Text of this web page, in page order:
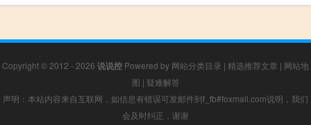
Copyright © 2012 - 2026 说说控 Powered by 网站分类目录 | 精选推荐文章 | 网站地
图 | 疑难解答
声明：本站内容来自互联网，如信息有错误可发邮件到f_fb#foxmail.com说明，我们
会及时纠正，谢谢